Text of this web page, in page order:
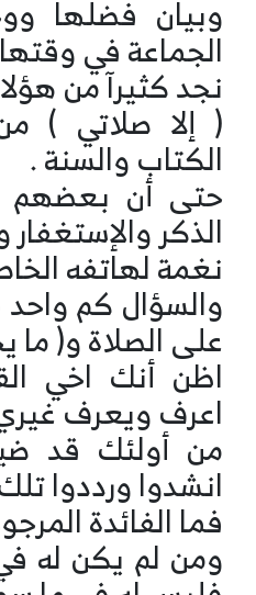
وبيان فضلها
الجماعة في
نجد كثيرآ من
( إلا صلاتي )
الكتاب والسنة .
حتى أن بعضهم
الذكر
نغمة لهاتفه
والسؤال كم
على الصلاة و( ما
اظن أنك اخي
اعرف ويعرف
من أولئك قد
انشدوا ورددوا
فما الفائدة
ومن لم يكن له